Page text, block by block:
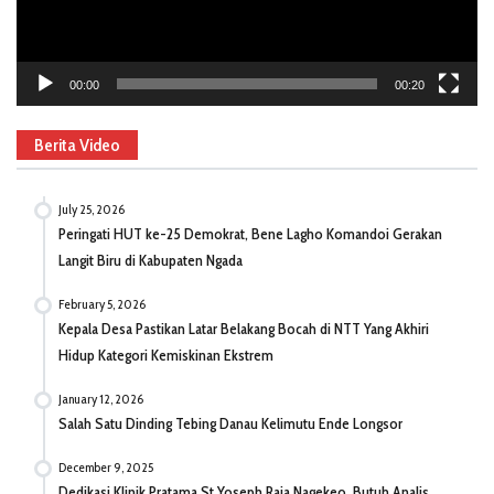
00:00 00:20
Berita Video
July 25, 2026
Peringati HUT ke-25 Demokrat, Bene Lagho Komandoi Gerakan
Langit Biru di Kabupaten Ngada
February 5, 2026
Kepala Desa Pastikan Latar Belakang Bocah di NTT Yang Akhiri
Hidup Kategori Kemiskinan Ekstrem
January 12, 2026
Salah Satu Dinding Tebing Danau Kelimutu Ende Longsor
December 9, 2025